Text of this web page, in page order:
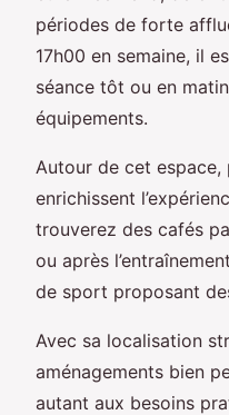
périodes de forte
17h00 en semaine, il
séance tôt ou en
équipements.
Autour de cet
enrichissent
trouverez des cafés
ou après
de sport proposant
Avec sa localisation
aménagements bien
autant aux besoins